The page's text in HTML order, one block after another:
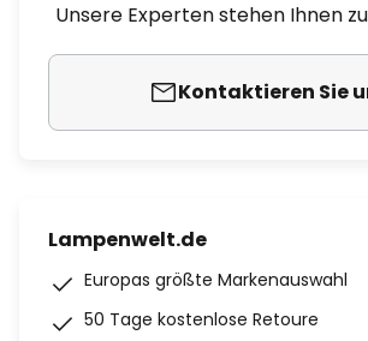
Unsere Experten stehen Ihnen
Kontaktieren Sie
Lampenwelt.de
Europas größte Markenauswahl
50 Tage kostenlose Retoure